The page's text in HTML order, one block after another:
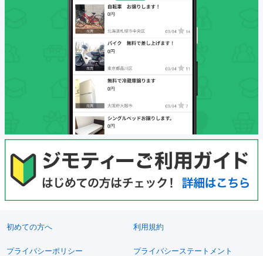
初めての方へ 利用規約
プライバシーポリシー プライバシーステートメント